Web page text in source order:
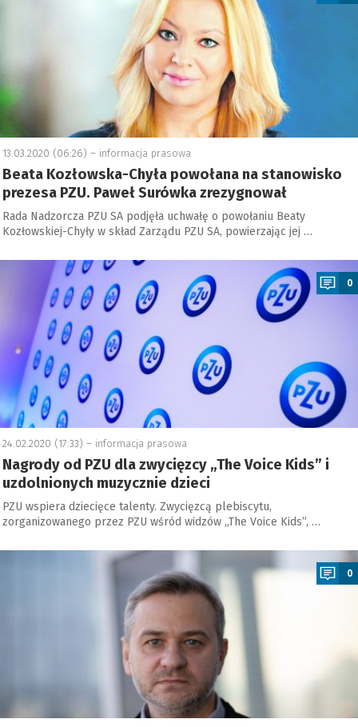
13.03.2020 (06:26) – informacja prasowa
Beata Kozłowska-Chyła powołana na stanowisko
prezesa PZU. Paweł Surówka zrezygnował
Rada Nadzorcza PZU SA podjęła uchwałę o powołaniu Beaty
Kozłowskiej-Chyły w skład Zarządu PZU SA, powierzając jej …
0
24.02.2020 (17:33) – informacja prasowa
Nagrody od PZU dla zwycięzcy „The Voice Kids” i
uzdolnionych muzycznie dzieci
PZU wspiera dziecięce talenty. Zwycięzcą plebiscytu,
zorganizowanego przez PZU wśród widzów „The Voice Kids”, …
0